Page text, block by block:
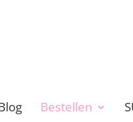
Bestellen